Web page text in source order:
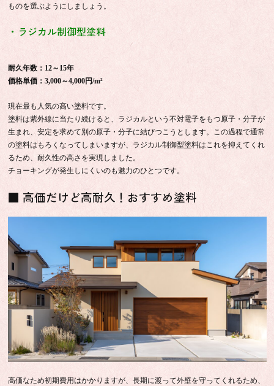
ものを選ぶようにしましょう。
・ラジカル制御型塗料
耐久年数：12～15年
価格単価：3,000～4,000円/m²
現在最も人気の高い塗料です。
塗料は紫外線に当たり続けると、ラジカルという不対電子をもつ原子・分子が
生まれ、安定を求めて別の原子・分子に結びつこうとします。この過程で通常
の塗料はもろくなってしまいますが、ラジカル制御型塗料はこれを抑えてくれ
るため、耐久性の高さを実現しました。
チョーキングが発生しにくいのも魅力のひとつです。
■ 高価だけど高耐久！おすすめ塗料
高価なため初期費用はかかりますが、長期に渡って外壁を守ってくれるため、